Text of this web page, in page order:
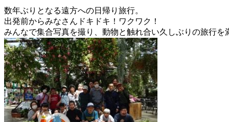
数年ぶりとなる遠方への日帰り旅行。
出発前からみなさんドキドキ！ワクワク！
みんなで集合写真を撮り、動物と触れ合い久しぶりの旅行を